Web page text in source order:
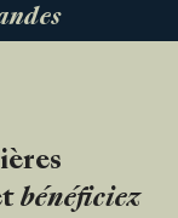
bénéficiez